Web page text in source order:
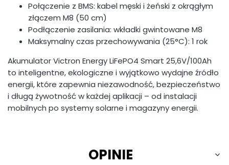
Połączenie z BMS: kabel męski i żeński z okrągłym
złączem M8 (50 cm)
Podłączenie zasilania: wkładki gwintowane M8
Maksymalny czas przechowywania (25°C): 1 rok
Akumulator Victron Energy LiFePO4 Smart 25,6V/100Ah
to inteligentne, ekologiczne i wyjątkowo wydajne źródło
energii, które zapewnia niezawodność, bezpieczeństwo
i długą żywotność w każdej aplikacji – od instalacji
mobilnych po systemy solarne i magazyny energii.
OPINIE